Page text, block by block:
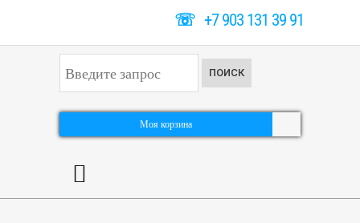
☏+7 903 131 39 91
к
а
ь
ПОИСК
Моя корзина